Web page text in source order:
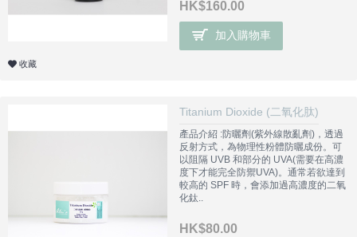
HK$160.00
加入購物車
收藏
Titanium Dioxide (二氧化肽)
產品介紹 :防曬劑(紫外線散亂劑)，透過
反射方式，為物理性粉體防曬成份。可
以阻隔 UVB 和部分的 UVA(需要在高濃
度下才能完全防禦UVA)。通常若欲達到
較高的 SPF 時，會添加過高濃度的二氧
化鈦..
HK$80.00